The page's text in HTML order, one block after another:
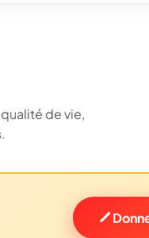
de vie,